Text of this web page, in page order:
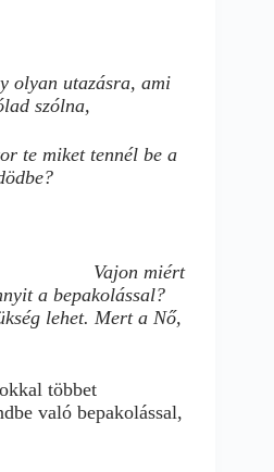
olyan utazásra, ami
szólna,
te miket tennél be a
Vajon miért
a bepakolással?
lehet. Mert a Nő,
többet
való bepakolással,